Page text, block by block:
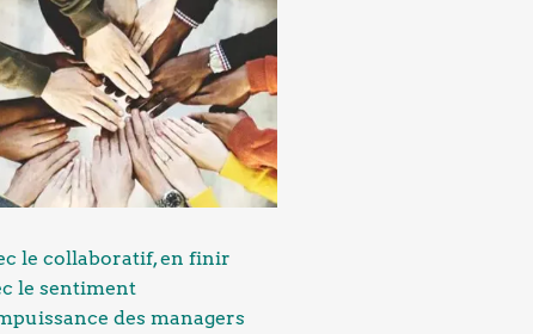
le collaboratif, en finir
le sentiment
des managers